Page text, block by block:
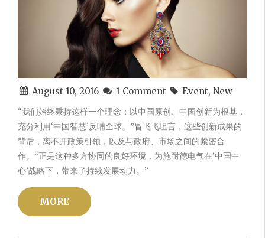
August 10, 2016 1 Comment Event, New
“我们始终秉持这样一个理念：以中国原创、中国创新为根基，
充分利用‘中国智慧’反哺全球。”冒飞飞坦言，这些创新成果的
背后，离不开政策引领，以及与政府、市场之间的紧密合
作。“正是这种多方协同的良好环境，为施耐德电气在‘中国中
心’战略下，带来了持续发展动力。”
MORE